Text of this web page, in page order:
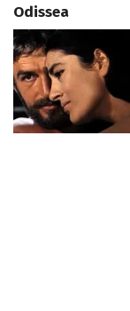
Odissea